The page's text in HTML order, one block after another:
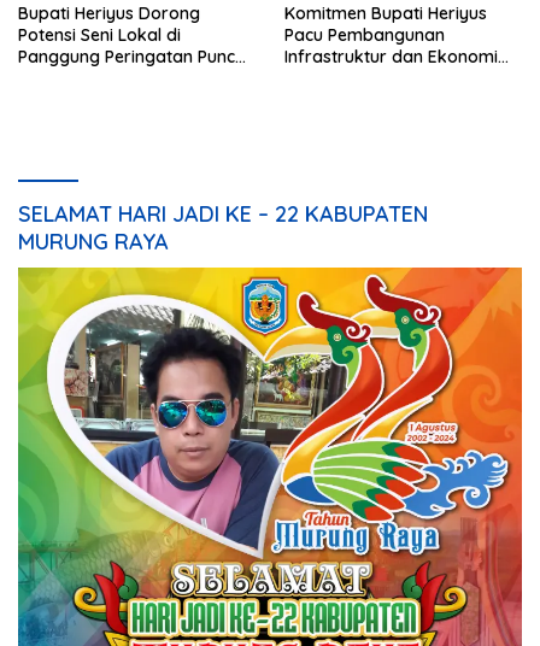
Bupati Heriyus Dorong
Potensi Seni Lokal di
Panggung Peringatan Puncak
Komitmen Bupati Heriyus
Pacu Pembangunan
Infrastruktur dan Ekonomi
SELAMAT HARI JADI KE – 22 KABUPATEN
MURUNG RAYA